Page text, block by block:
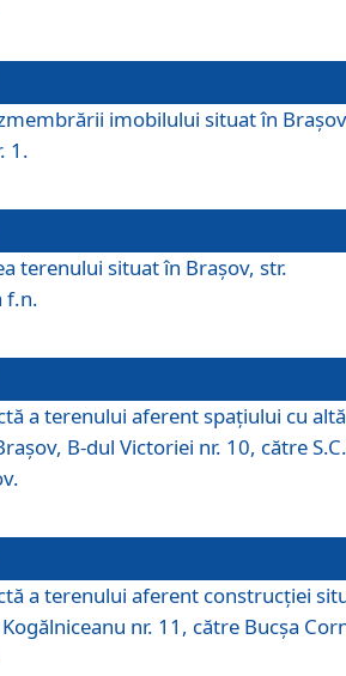
imobilului situat în
1.
terenului situat în Braşov, str.
f.n.
a terenului aferent spaţiului cu altă
B-dul Victoriei nr. 10, către S.C.
a terenului aferent construcţiei
nr. 11, către Bucşa